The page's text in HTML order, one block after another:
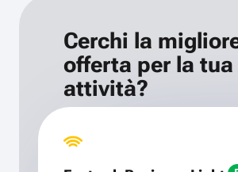
Cerchi la
offerta per la tua
attività?